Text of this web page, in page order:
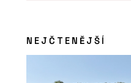
NEJČTENĚJŠÍ